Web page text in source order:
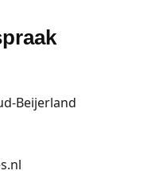
Beijerland